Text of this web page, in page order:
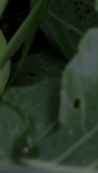
"Hương vị tuyệt vời"